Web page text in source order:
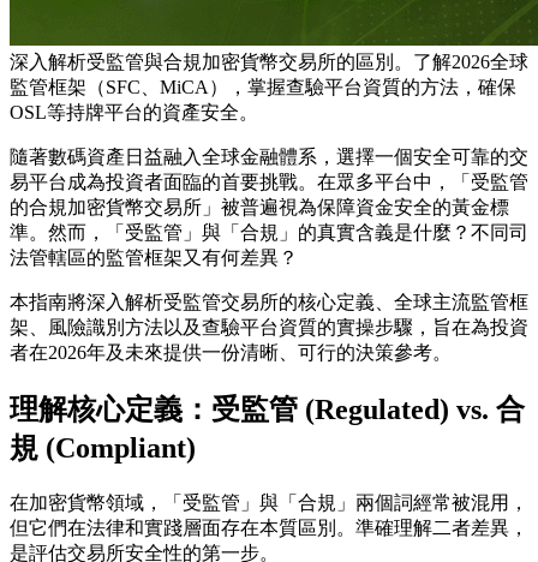
深入解析受監管與合規加密貨幣交易所的區別。了解2026全球
監管框架（SFC、MiCA），掌握查驗平台資質的方法，確保
OSL等持牌平台的資產安全。
隨著數碼資產日益融入全球金融體系，選擇一個安全可靠的交
易平台成為投資者面臨的首要挑戰。在眾多平台中，「受監管
的合規加密貨幣交易所」被普遍視為保障資金安全的黃金標
準。然而，「受監管」與「合規」的真實含義是什麼？不同司
法管轄區的監管框架又有何差異？
本指南將深入解析受監管交易所的核心定義、全球主流監管框
架、風險識別方法以及查驗平台資質的實操步驟，旨在為投資
者在2026年及未來提供一份清晰、可行的決策參考。
理解核心定義：受監管 (Regulated) vs. 合
規 (Compliant)
在加密貨幣領域，「受監管」與「合規」兩個詞經常被混用，
但它們在法律和實踐層面存在本質區別。準確理解二者差異，
是評估交易所安全性的第一步。